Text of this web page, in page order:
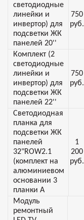
светодиодные
линейки и
инвертор) для
подсветки ЖК
панелей 20''
750
руб.
Комплект (2
светодиодные
линейки и
инвертор) для
подсветки ЖК
панелей 22''
750
руб.
Светодиодная
планка для
подсветки ЖК
панелей
32"ROW2.1
(комплект на
алюминиевом
основании 3
планки A
1
200
руб.
Модуль
ремонтный